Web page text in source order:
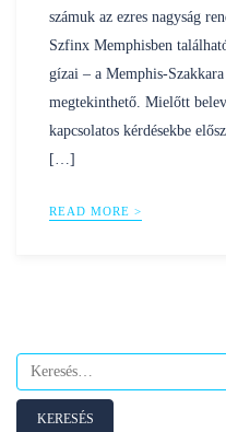
számuk az ezres nagyság
Szfinx Memphisben
gízai – a Memphis-
megtekinthető. Mielőtt
kapcsolatos kérdésekbe
[…]
READ MORE >
Keresés: